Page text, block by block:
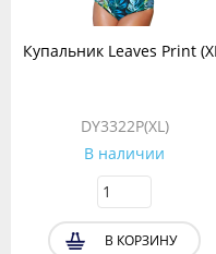
Купальник Leaves Print
DY3322P(XL)
В наличии
В КОРЗИНУ